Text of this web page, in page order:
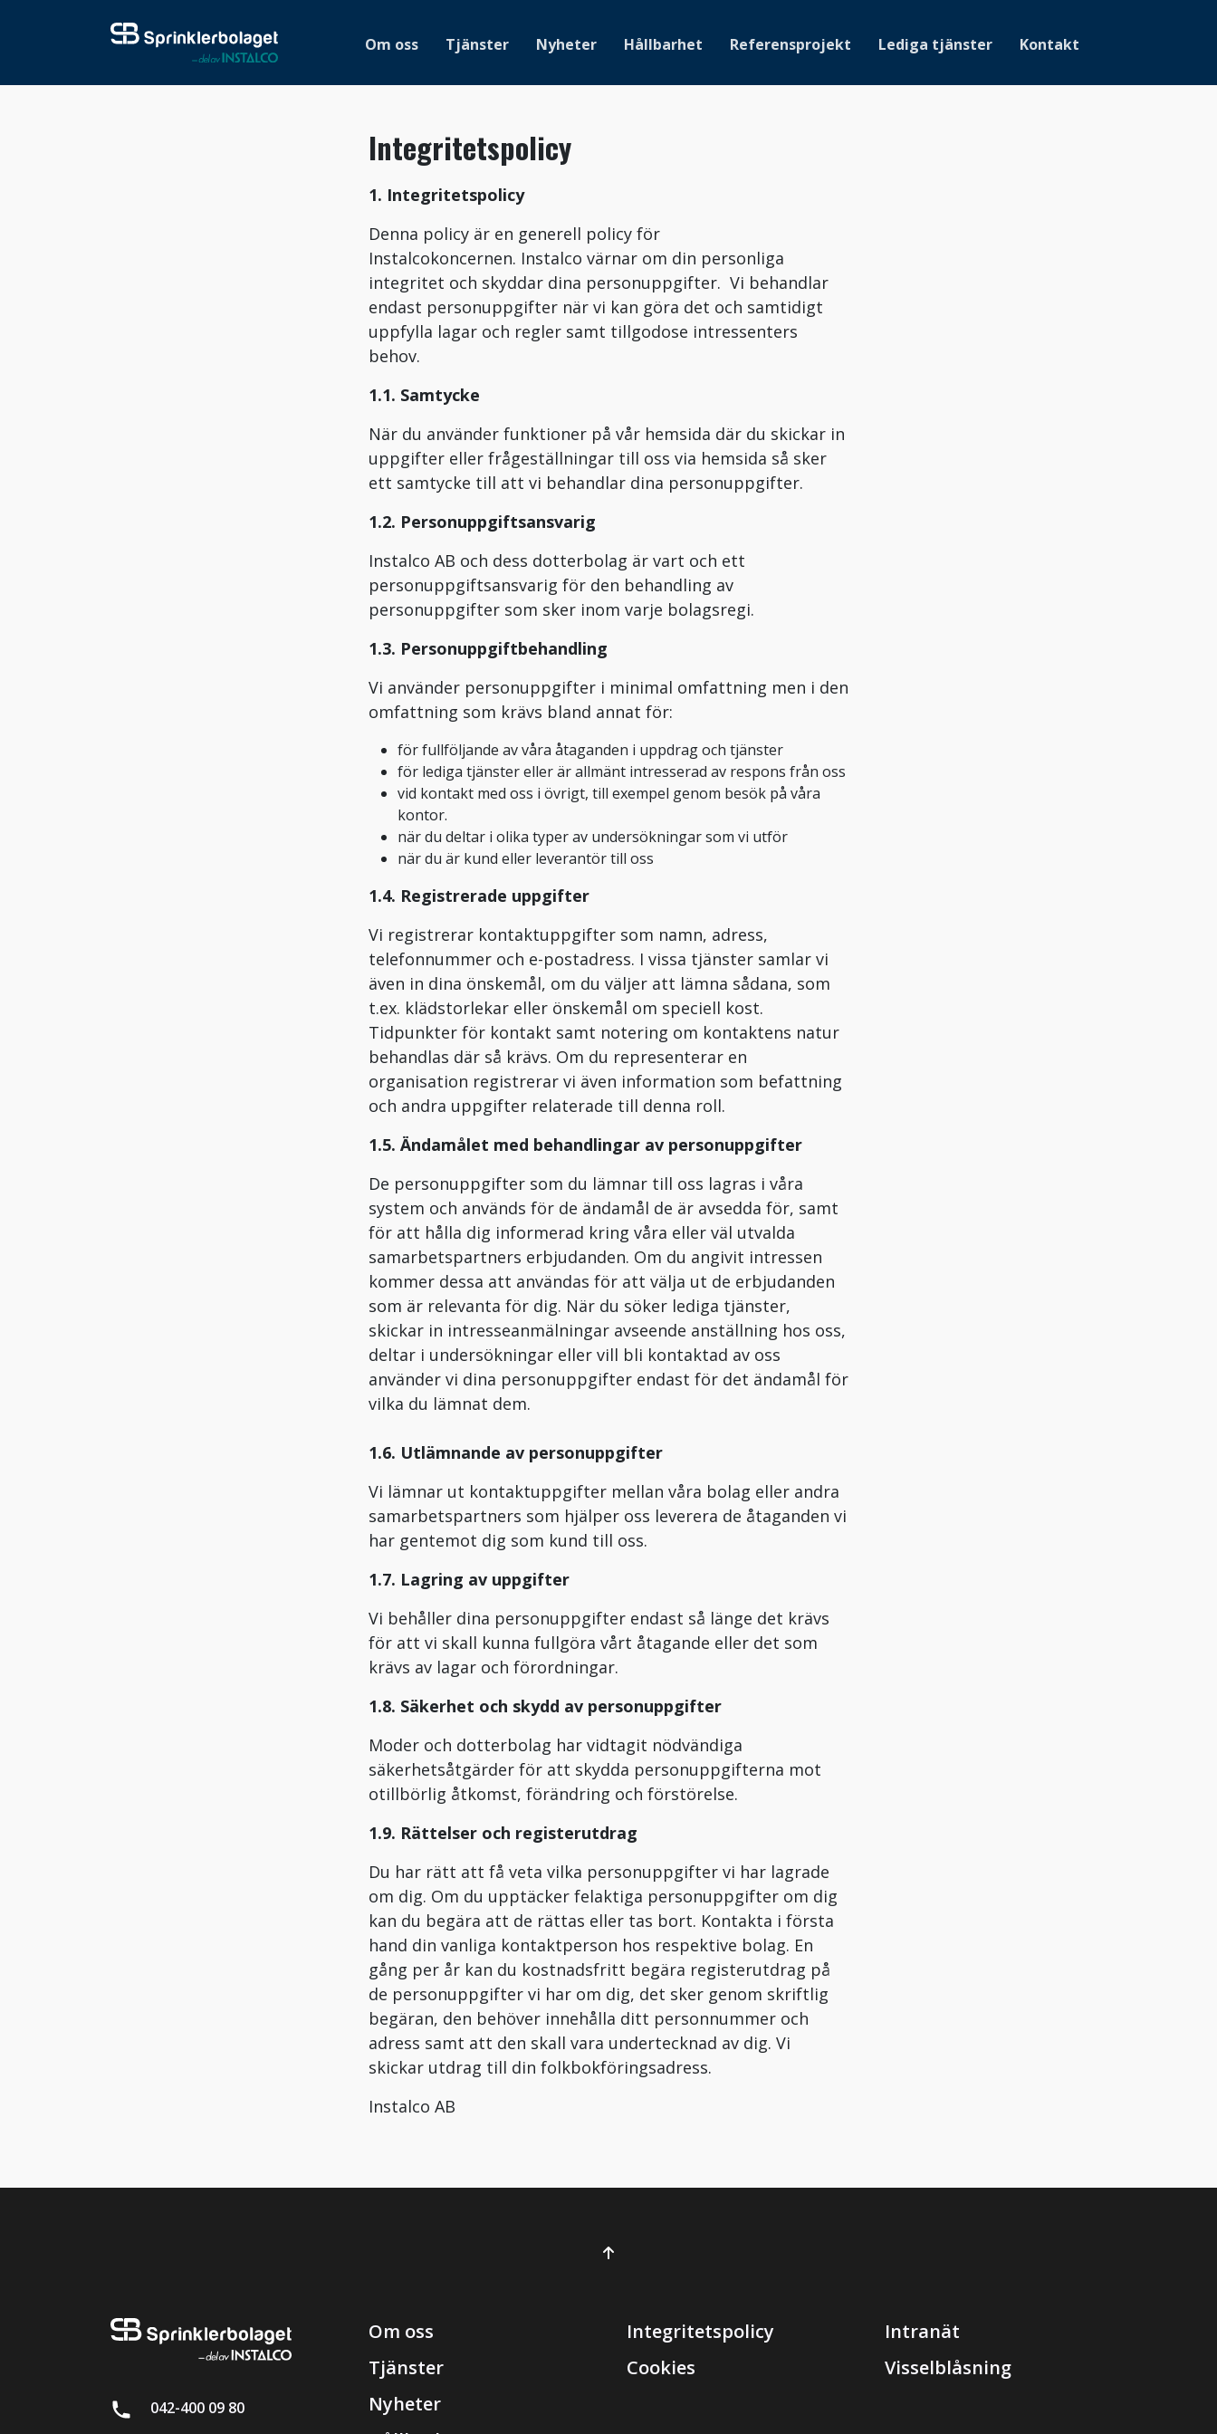
Om oss Tjänster Nyheter Hållbarhet Referensprojekt Lediga tjänster Kontakt
Integritetspolicy
1. Integritetspolicy
Denna policy är en generell policy för
Instalcokoncernen. Instalco värnar om din personliga
integritet och skyddar dina personuppgifter. Vi behandlar
endast personuppgifter när vi kan göra det och samtidigt
uppfylla lagar och regler samt tillgodose intressenters
behov.
1.1. Samtycke
När du använder funktioner på vår hemsida där du skickar in
uppgifter eller frågeställningar till oss via hemsida så sker
ett samtycke till att vi behandlar dina personuppgifter.
1.2. Personuppgiftsansvarig
Instalco AB och dess dotterbolag är vart och ett
personuppgiftsansvarig för den behandling av
personuppgifter som sker inom varje bolagsregi.
1.3. Personuppgiftbehandling
Vi använder personuppgifter i minimal omfattning men i den
omfattning som krävs bland annat för:
för fullföljande av våra åtaganden i uppdrag och tjänster
för lediga tjänster eller är allmänt intresserad av respons från oss
vid kontakt med oss i övrigt, till exempel genom besök på våra
kontor.
när du deltar i olika typer av undersökningar som vi utför
när du är kund eller leverantör till oss
1.4. Registrerade uppgifter
Vi registrerar kontaktuppgifter som namn, adress,
telefonnummer och e-postadress. I vissa tjänster samlar vi
även in dina önskemål, om du väljer att lämna sådana, som
t.ex. klädstorlekar eller önskemål om speciell kost.
Tidpunkter för kontakt samt notering om kontaktens natur
behandlas där så krävs. Om du representerar en
organisation registrerar vi även information som befattning
och andra uppgifter relaterade till denna roll.
1.5. Ändamålet med behandlingar av personuppgifter
De personuppgifter som du lämnar till oss lagras i våra
system och används för de ändamål de är avsedda för, samt
för att hålla dig informerad kring våra eller väl utvalda
samarbetspartners erbjudanden. Om du angivit intressen
kommer dessa att användas för att välja ut de erbjudanden
som är relevanta för dig. När du söker lediga tjänster,
skickar in intresseanmälningar avseende anställning hos oss,
deltar i undersökningar eller vill bli kontaktad av oss
använder vi dina personuppgifter endast för det ändamål för
vilka du lämnat dem.
1.6. Utlämnande av personuppgifter
Vi lämnar ut kontaktuppgifter mellan våra bolag eller andra
samarbetspartners som hjälper oss leverera de åtaganden vi
har gentemot dig som kund till oss.
1.7. Lagring av uppgifter
Vi behåller dina personuppgifter endast så länge det krävs
för att vi skall kunna fullgöra vårt åtagande eller det som
krävs av lagar och förordningar.
1.8. Säkerhet och skydd av personuppgifter
Moder och dotterbolag har vidtagit nödvändiga
säkerhetsåtgärder för att skydda personuppgifterna mot
otillbörlig åtkomst, förändring och förstörelse.
1.9. Rättelser och registerutdrag
Du har rätt att få veta vilka personuppgifter vi har lagrade
om dig. Om du upptäcker felaktiga personuppgifter om dig
kan du begära att de rättas eller tas bort. Kontakta i första
hand din vanliga kontaktperson hos respektive bolag. En
gång per år kan du kostnadsfritt begära registerutdrag på
de personuppgifter vi har om dig, det sker genom skriftlig
begäran, den behöver innehålla ditt personnummer och
adress samt att den skall vara undertecknad av dig. Vi
skickar utdrag till din folkbokföringsadress.
Instalco AB
042-400 09 80
Om oss
Tjänster
Nyheter
Integritetspolicy
Cookies
Intranät
Visselblåsning